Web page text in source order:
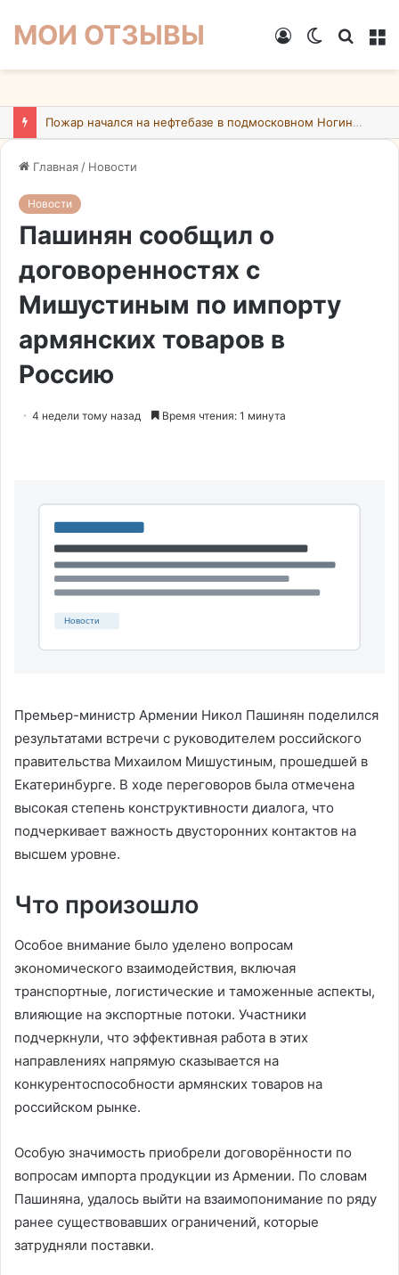
МОИ ОТЗЫВЫ
Switch
Войти
Пожар начался на нефтебазе в подмосковном Ногинске в результате атаки БПЛА ВСУ
Главная / Новости
Новости
Пашинян сообщил о
договоренностях с
Мишустиным по импорту
армянских товаров в
Россию
4 недели тому назад Время чтения: 1 минута
Премьер-министр Армении Никол Пашинян поделился
результатами встречи с руководителем российского
правительства Михаилом Мишустиным, прошедшей в
Екатеринбурге. В ходе переговоров была отмечена
высокая степень конструктивности диалога, что
подчеркивает важность двусторонних контактов на
высшем уровне.
Что произошло
Особое внимание было уделено вопросам
экономического взаимодействия, включая
транспортные, логистические и таможенные аспекты,
влияющие на экспортные потоки. Участники
подчеркнули, что эффективная работа в этих
направлениях напрямую сказывается на
конкурентоспособности армянских товаров на
российском рынке.
Особую значимость приобрели договорённости по
вопросам импорта продукции из Армении. По словам
Пашиняна, удалось выйти на взаимопонимание по ряду
ранее существовавших ограничений, которые
затрудняли поставки.